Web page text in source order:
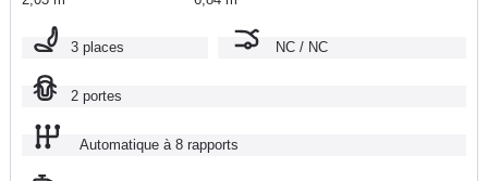
3 places NC / NC
2 portes
Automatique à 8 rapports